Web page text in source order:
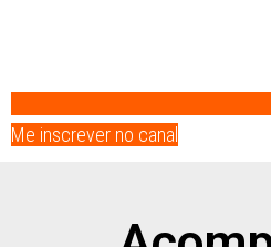
Me inscrever no canal